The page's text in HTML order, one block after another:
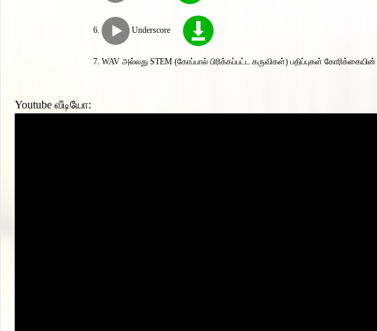
Underscore
WAV அல்லது STEM (கோப்பால் பிரிக்கப்பட்ட கருவிகள்) பதிப்புகள் கோரிக்கையின்
Youtube வீடியோ: